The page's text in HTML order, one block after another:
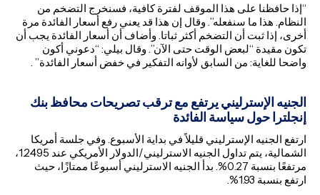
“إذا حافظنا على هذا الموقف لفترة كافية، فسنخرج التضخم من
النظام. هذا ما سنفعله”. وقال إن هذا قد يعني رفع أسعار الفائدة مرة
أخرى، إذا ثبت أن التضخم أكثر ثباتا. وأضاف أن أسعار الفائدة يجب أن
تكون مقيدة “لبعض الوقت حتى الآن”. وقال بيلي: “دعوني أكون
واضحا للغاية: من السابق لأوانه التفكير في خفض أسعار الفائدة” .
الجنيه الإسترليني يرتفع مع ترقب تصريحات محافظ بنك
إنجلترا حول سياسة الفائدة
ارتفع الجنيه الإسترليني قليلاً في بداية الأسبوع. وفي جلسة أمريكا
الشمالية، يتم تداول الجنيه الاسترليني/الدولار الأمريكي عند 1.2495،
مرتفعًا بنسبة 0.27%. بدأ الجنيه الاسترليني أسبوعًا ممتازًا، حيث
ارتفع بنسبة 1.93%.